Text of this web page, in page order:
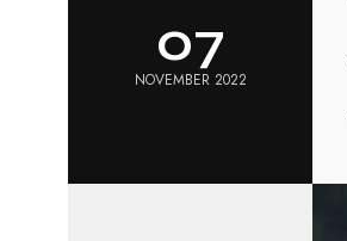
07
NOVEMBER 2022